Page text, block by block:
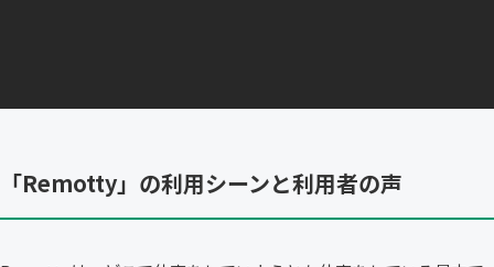
「Remotty」の利用シーンと利用者の声